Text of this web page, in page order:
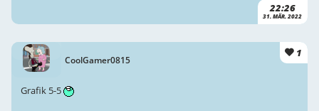
22:26
31. MÄR. 2022
CoolGamer0815
1
Grafik 5-5